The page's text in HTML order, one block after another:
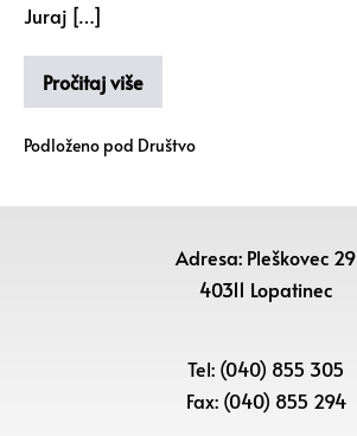
Juraj […]
Pročitaj više
Podloženo pod Društvo
Adresa: Pleškovec 29
40311 Lopatinec
Tel: (040) 855 305
Fax: (040) 855 294